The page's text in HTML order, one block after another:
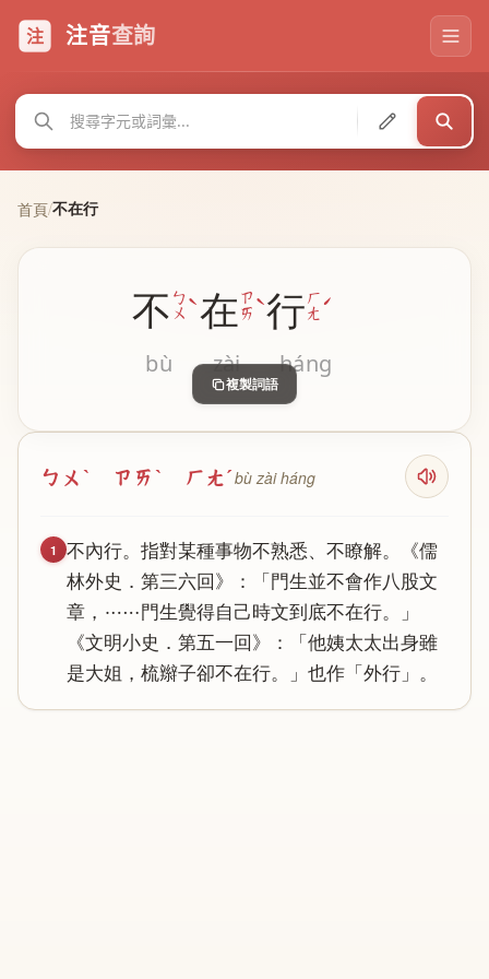
注 注音查詢
首頁/不在行
不 ㄅ
ㄨˋ
bù
在ㄗ
ㄞˋ
zài
行ㄏ
ㄤˊ
háng
複製詞語
ㄅㄨˋ ㄗㄞˋ ㄏㄤˊbù zài háng
1 不內行。 指對某種事物不熟悉、 不瞭解。《儒
林外史 ． 第三六回》：「門生並不會作八股文
章 ，……門生覺得自己時文到底不在行。」
《文明小史 ． 第五一回》：「他姨太太出身雖
是大姐 ， 梳辮子卻不在行。」 也作 「外行 」。